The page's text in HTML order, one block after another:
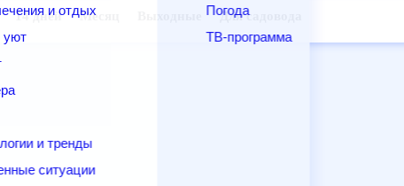
и отдых
уют
и тренды
ситуации
Погода
ТВ-программа
14 дней Выходные